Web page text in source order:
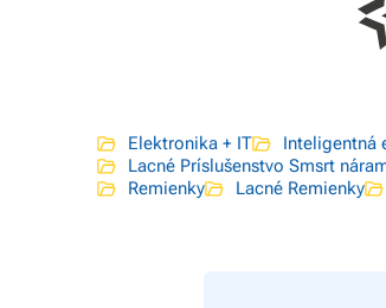
Elektronika + IT Inteligentná
Lacné Príslušenstvo Smsrt
Remienky
Lacné Remienky